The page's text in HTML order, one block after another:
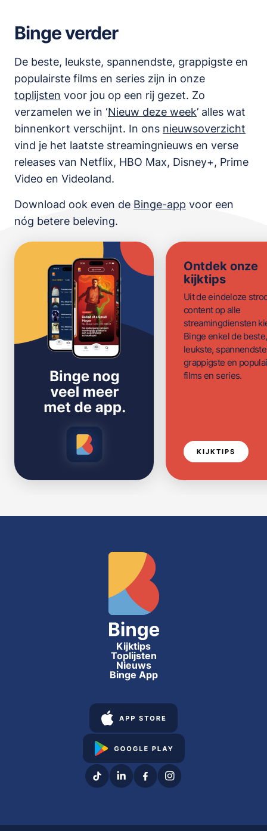
Binge verder
De beste, leukste, spannendste, grappigste en
populairste films en series zijn in onze
toplijsten voor jou op een rij gezet. Zo
verzamelen we in ‘Nieuw deze week’ alles wat
binnenkort verschijnt. In ons nieuwsoverzicht
vind je het laatste streamingnieuws en verse
releases van Netflix, HBO Max, Disney+, Prime
Video en Videoland.
Download ook even de Binge-app voor een
nóg betere beleving.
Ontdek onze
kijktips
Uit de eindeloze
content op alle
streamingdiensten
Binge enkel de beste,
leukste,
grappigste en
films en series.
KIJKTIPS
Kijktips
Toplijsten
Nieuws
Binge App